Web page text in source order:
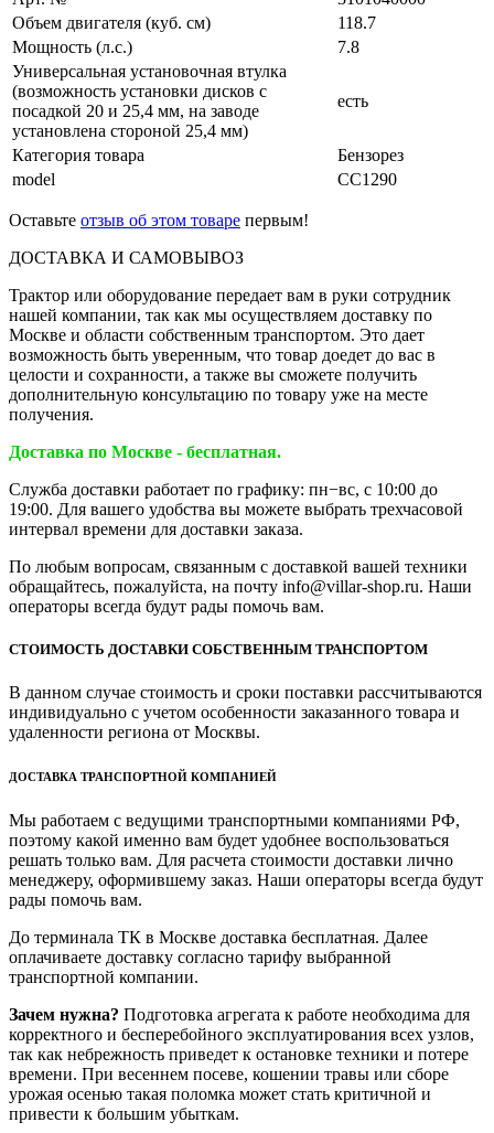
Объем двигателя (куб. см)
118.7
Мощность (л.с.)
7.8
Универсальная установочная втулка
(возможность установки дисков с
посадкой 20 и 25,4 мм, на заводе
установлена стороной 25,4 мм)
есть
Категория товара
Бензорез
model
СС1290
Оставьте отзыв об этом товаре первым!
ДОСТАВКА И САМОВЫВОЗ
Трактор или оборудование передает вам в руки сотрудник
нашей компании, так как мы осуществляем доставку по
Москве и области собственным транспортом. Это дает
возможность быть уверенным, что товар доедет до вас в
целости и сохранности, а также вы сможете получить
дополнительную консультацию по товару уже на месте
получения.
Доставка по Москве - бесплатная.
Служба доставки работает по графику: пн−вс, с 10:00 до
19:00. Для вашего удобства вы можете выбрать трехчасовой
интервал времени для доставки заказа.
По любым вопросам, связанным с доставкой вашей техники
обращайтесь, пожалуйста, на почту info@villar-shop.ru. Наши
операторы всегда будут рады помочь вам.
СТОИМОСТЬ ДОСТАВКИ СОБСТВЕННЫМ ТРАНСПОРТОМ
В данном случае стоимость и сроки поставки рассчитываются
индивидуально с учетом особенности заказанного товара и
удаленности региона от Москвы.
ДОСТАВКА ТРАНСПОРТНОЙ КОМПАНИЕЙ
Мы работаем с ведущими транспортными компаниями РФ,
поэтому какой именно вам будет удобнее воспользоваться
решать только вам. Для расчета стоимости доставки лично
менеджеру, оформившему заказ. Наши операторы всегда будут
рады помочь вам.
До терминала ТК в Москве доставка бесплатная. Далее
оплачиваете доставку согласно тарифу выбранной
транспортной компании.
Зачем нужна? Подготовка агрегата к работе необходима для
корректного и бесперебойного эксплуатирования всех узлов,
так как небрежность приведет к остановке техники и потере
времени. При весеннем посеве, кошении травы или сборе
урожая осенью такая поломка может стать критичной и
привести к большим убыткам.